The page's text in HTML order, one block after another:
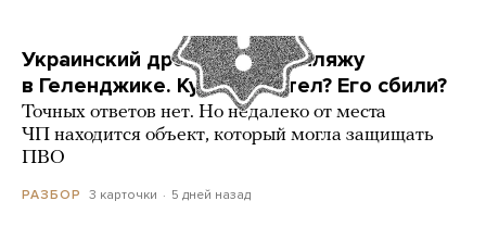
Украинский дрон попал по пляжу
в Геленджике. Куда он летел? Его сбили?
Точных ответов нет. Но недалеко от места
ЧП находится объект, который могла защищать
ПВО
РАЗБОР 3 карточки 5 дней назад